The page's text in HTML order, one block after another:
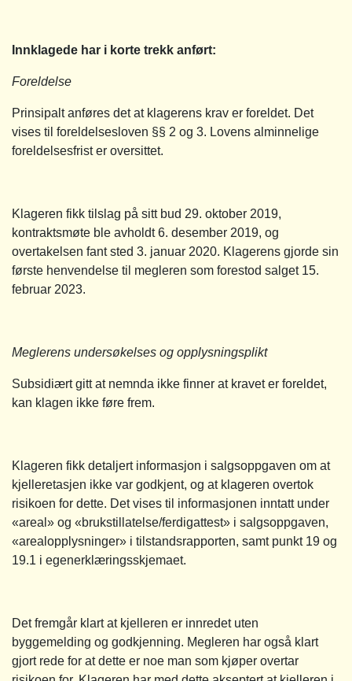
Innklagede har i korte trekk anført:
Foreldelse
Prinsipalt anføres det at klagerens krav er foreldet. Det
vises til foreldelsesloven §§ 2 og 3. Lovens alminnelige
foreldelsesfrist er oversittet.
Klageren fikk tilslag på sitt bud 29. oktober 2019,
kontraktsmøte ble avholdt 6. desember 2019, og
overtakelsen fant sted 3. januar 2020. Klagerens gjorde sin
første henvendelse til megleren som forestod salget 15.
februar 2023.
Meglerens undersøkelses og opplysningsplikt
Subsidiært gitt at nemnda ikke finner at kravet er foreldet,
kan klagen ikke føre frem.
Klageren fikk detaljert informasjon i salgsoppgaven om at
kjelleretasjen ikke var godkjent, og at klageren overtok
risikoen for dette. Det vises til informasjonen inntatt under
«areal» og «brukstillatelse/ferdigattest» i salgsoppgaven,
«arealopplysninger» i tilstandsrapporten, samt punkt 19 og
19.1 i egenerklæringsskjemaet.
Det fremgår klart at kjelleren er innredet uten
byggemelding og godkjenning. Megleren har også klart
gjort rede for at dette er noe man som kjøper overtar